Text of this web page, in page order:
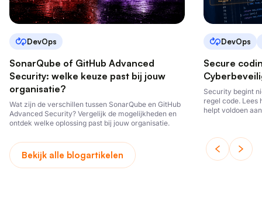
DevOps
SonarQube of GitHub Advanced
Security: welke keuze past bij jouw
organisatie?
Wat zijn de verschillen tussen SonarQube en GitHub
Advanced Security? Vergelijk de mogelijkheden en
ontdek welke oplossing past bij jouw organisatie.
DevOps
Secure
Security begint
regel code. Lees
helpt voldoen
Bekijk alle blogartikelen